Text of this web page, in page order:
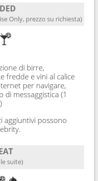
Only, prezzo su richiesta)
di birre,
fredde e vini al calice
per navigare,
di messaggistica (1
aggiuntivi possono
suite)